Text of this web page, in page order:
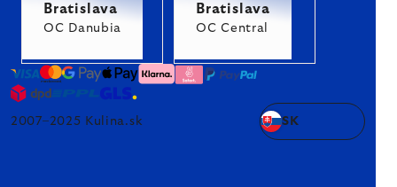
Bratislava
OC Danubia
Bratislava
OC Central
2007–2025 Kulina.sk SK